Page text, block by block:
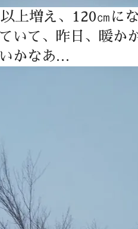
上増え、120㎝に
いて、昨日、暖か
かなあ…